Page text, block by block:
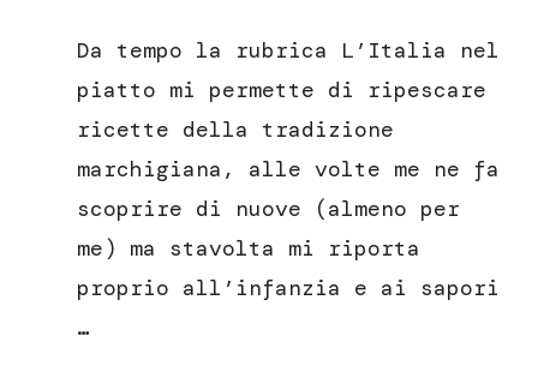
la
Da tempo la rubrica L’Italia nel
piatto mi permette di ripescare
ricette della tradizione
marchigiana, alle volte me ne fa
scoprire di nuove (almeno per
me) ma stavolta mi riporta
proprio all’infanzia e ai sapori
…